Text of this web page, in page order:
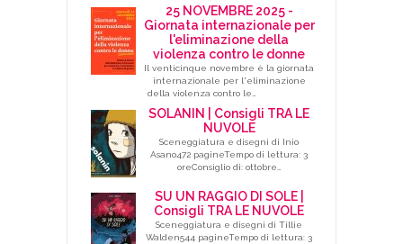
25 NOVEMBRE 2025 -
Giornata internazionale per
l'eliminazione della
violenza contro le donne
Il venticinque novembre è la giornata
internazionale per l'eliminazione
della violenza contro le…
SOLANIN | Consigli TRA LE
NUVOLE
Sceneggiatura e disegni di Inio
Asano472 pagineTempo di lettura: 3
oreConsiglio di: ottobre…
SU UN RAGGIO DI SOLE |
Consigli TRA LE NUVOLE
Sceneggiatura e disegni di Tillie
Walden544 pagineTempo di lettura: 3